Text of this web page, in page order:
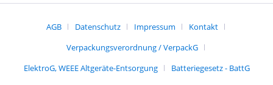
AGB Datenschutz Impressum
Kontakt
Verpackungsverordnung / VerpackG
ElektroG, WEEE Altgeräte-Entsorgung
Batteriegesetz - BattG